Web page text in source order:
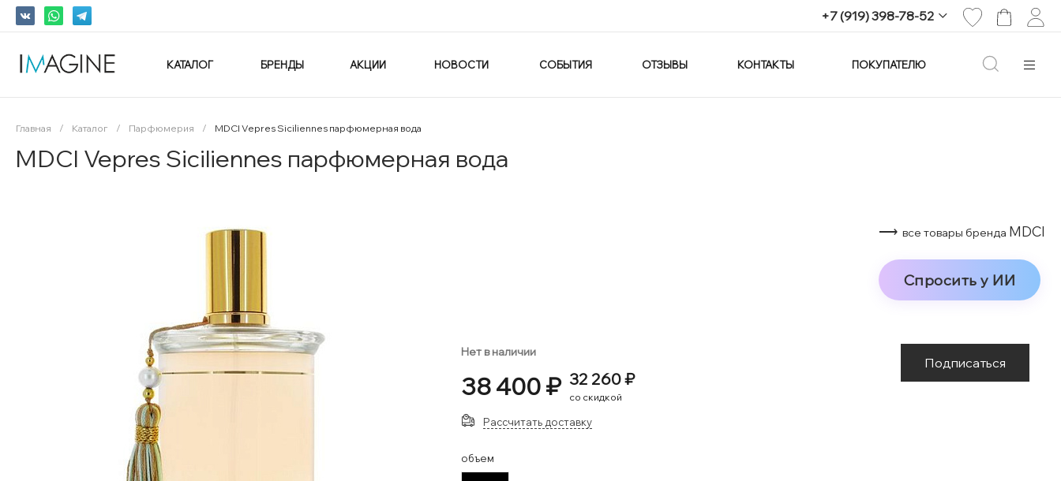
+7 (919) 398-78-52
+7 (919) 398-78-52
КАТАЛОГ БРЕНДЫ АКЦИИ НОВОСТИ СОБЫТИЯ ОТЗЫВЫ КОНТАКТЫ ПОКУПАТЕЛЮ
Главная / Каталог / Парфюмерия / MDCI Vepres Siciliennes парфюмерная вода
MDCI Vepres Siciliennes парфюмерная вода
⟶ все товары бренда MDCI
Спросить у ИИ
Нет в наличии
38 400 ₽ 32 260 ₽
со скидкой
Подписаться
Рассчитать доставку
объем